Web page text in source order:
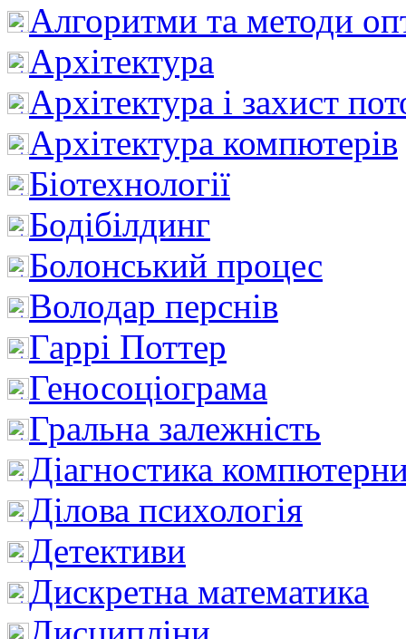
Алгоритми та методи
Архітектура
Архітектура і захист
Архітектура компютерів
Біотехнології
Бодібілдинг
Болонський процес
Володар перснів
Гаррі Поттер
Геносоціограма
Гральна залежність
Діагностика
Ділова психологія
Детективи
Дискретна математика